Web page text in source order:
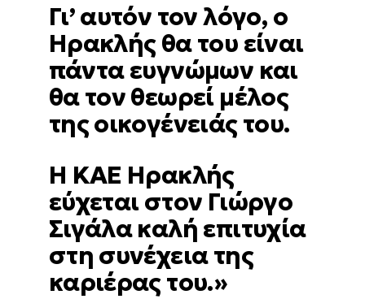
Γι’ αυτόν τον λόγο, ο
Ηρακλής θα του είναι
πάντα ευγνώμων και
θα τον θεωρεί μέλος
της οικογένειάς του.
Η ΚΑΕ Ηρακλής
εύχεται στον Γιώργο
Σιγάλα καλή επιτυχία
στη συνέχεια της
καριέρας του.»